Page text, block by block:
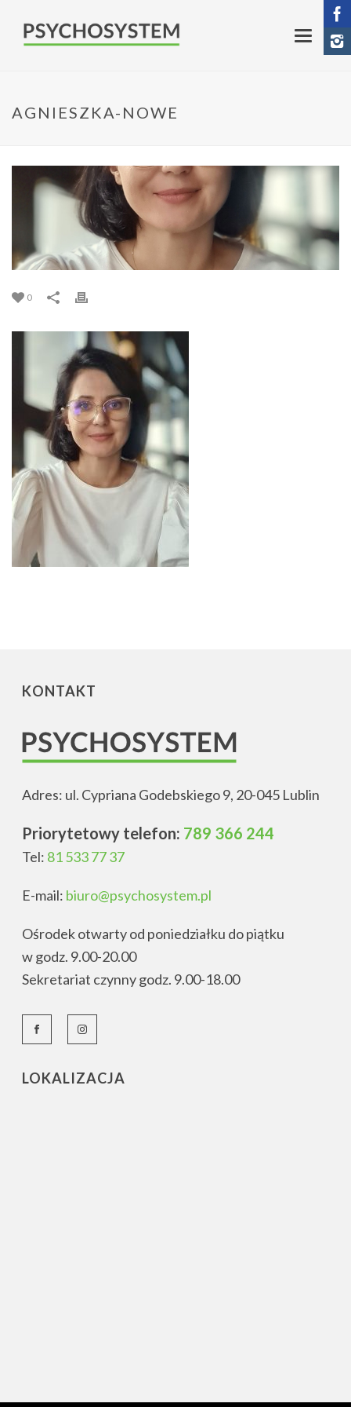
AGNIESZKA-NOWE
0
KONTAKT
Adres: ul. Cypriana Godebskiego 9, 20-045 Lublin
Priorytetowy telefon: 789 366 244
Tel: 81 533 77 37
E-mail: biuro@psychosystem.pl
Ośrodek otwarty od poniedziałku do piątku
w godz. 9.00-20.00
Sekretariat czynny godz. 9.00-18.00
LOKALIZACJA